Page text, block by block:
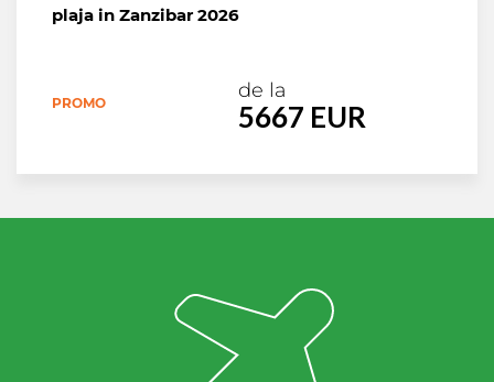
plaja in Zanzibar 2026
PROMO
de la
5667 EUR